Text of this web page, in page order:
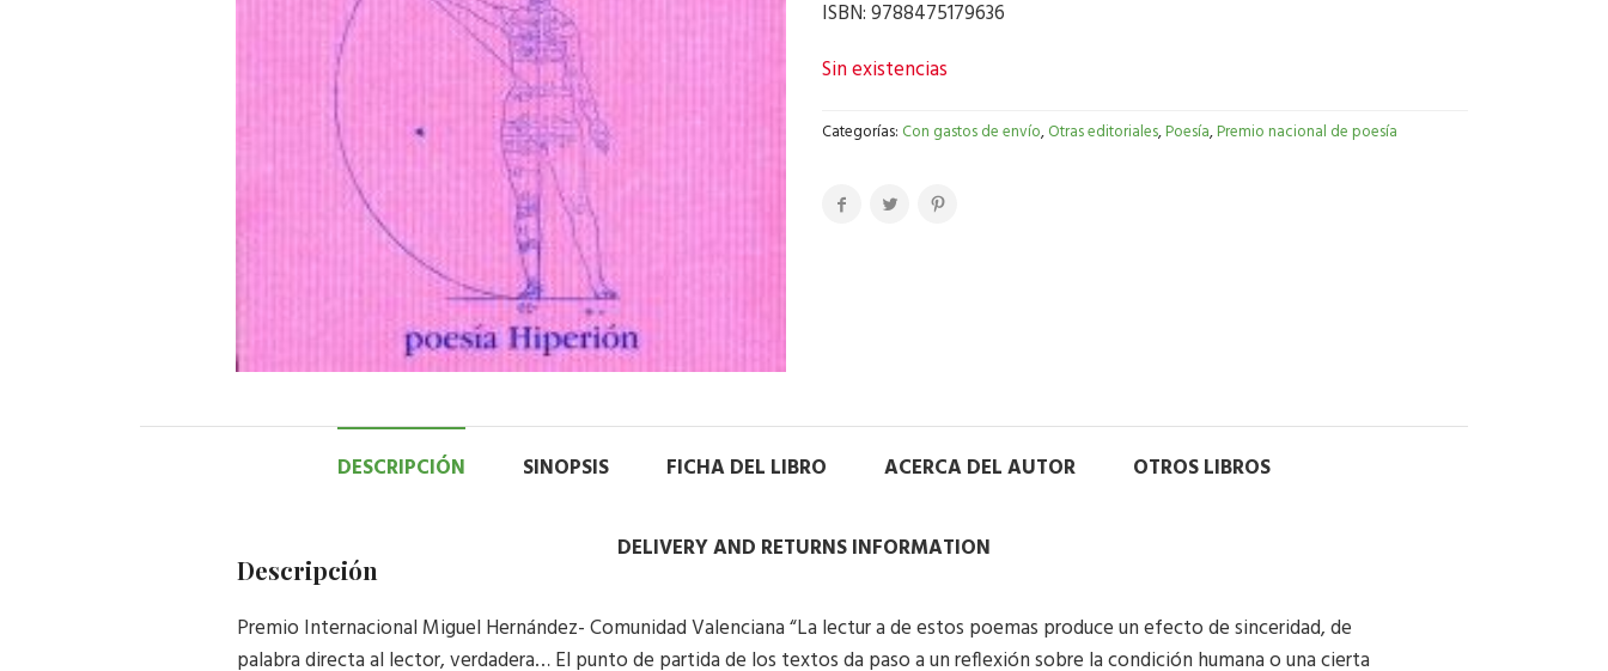
ISBN: 9788475179636
Sin existencias
Categorías: Con gastos de envío,Otras editoriales,Poesía,Premio nacional de poesía
DESCRIPCIÓN SINOPSIS FICHA DEL LIBRO ACERCA DEL AUTOR OTROS LIBROS
DELIVERY AND RETURNS INFORMATION
Descripción
Premio Internacional Miguel Hernández- Comunidad Valenciana “La lectur a de estos poemas produce un efecto de sinceridad, de
palabra directa al lector, verdadera… El punto de partida de los textos da paso a un reflexión sobre la condición humana o una cierta